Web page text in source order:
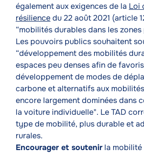
également aux exigences de la Loi
résiliencedu 22 août 2021 (article
“mobilités durables dans les zones
Les pouvoirs publics souhaitent
“développement des mobilités
espaces peu denses afin de
développement de modes de
carbone et alternatifs aux
encore largement dominées dans
la voiture individuelle". Le TAD
type de mobilité, plus durable et
rurales.
Encourager et soutenirla mobilité